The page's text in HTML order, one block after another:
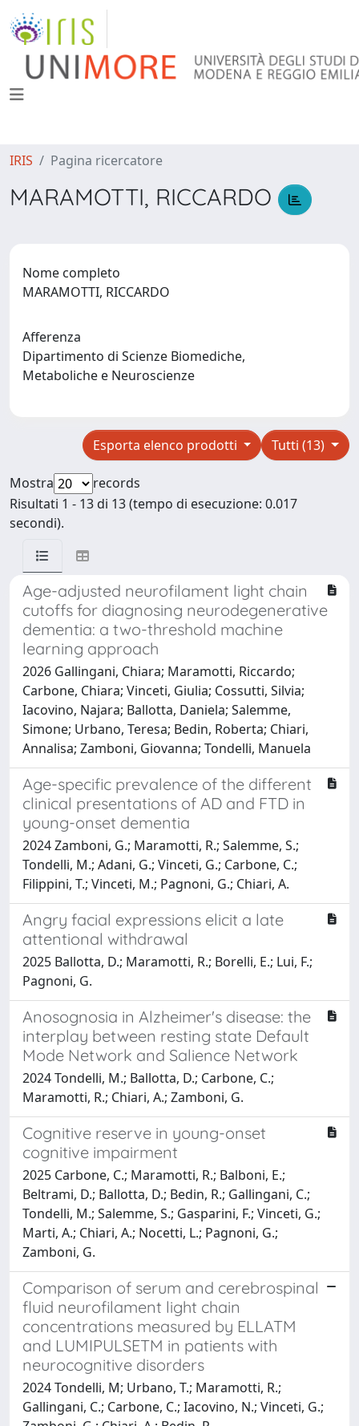
IRIS Pagina ricercatore
MARAMOTTI, RICCARDO
Nome completo
MARAMOTTI, RICCARDO
Afferenza
Dipartimento di Scienze Biomediche,
Metaboliche e Neuroscienze
Tutti (13)
Esporta elenco prodotti
Mostra
records
Risultati 1 - 13 di 13 (tempo di esecuzione: 0.017
secondi).
Age-adjusted neurofilament light chain
cutoffs for diagnosing neurodegenerative
dementia: a two-threshold machine
learning approach
2026 Gallingani, Chiara; Maramotti, Riccardo;
Carbone, Chiara; Vinceti, Giulia; Cossutti, Silvia;
Iacovino, Najara; Ballotta, Daniela; Salemme,
Simone; Urbano, Teresa; Bedin, Roberta; Chiari,
Annalisa; Zamboni, Giovanna; Tondelli, Manuela
Age-specific prevalence of the different
clinical presentations of AD and FTD in
young-onset dementia
2024 Zamboni, G.; Maramotti, R.; Salemme, S.;
Tondelli, M.; Adani, G.; Vinceti, G.; Carbone, C.;
Filippini, T.; Vinceti, M.; Pagnoni, G.; Chiari, A.
Angry facial expressions elicit a late
attentional withdrawal
2025 Ballotta, D.; Maramotti, R.; Borelli, E.; Lui, F.;
Pagnoni, G.
Anosognosia in Alzheimer's disease: the
interplay between resting state Default
Mode Network and Salience Network
2024 Tondelli, M.; Ballotta, D.; Carbone, C.;
Maramotti, R.; Chiari, A.; Zamboni, G.
Cognitive reserve in young-onset
cognitive impairment
2025 Carbone, C.; Maramotti, R.; Balboni, E.;
Beltrami, D.; Ballotta, D.; Bedin, R.; Gallingani, C.;
Tondelli, M.; Salemme, S.; Gasparini, F.; Vinceti, G.;
Marti, A.; Chiari, A.; Nocetti, L.; Pagnoni, G.;
Zamboni, G.
Comparison of serum and cerebrospinal
fluid neurofilament light chain
concentrations measured by ELLATM
and LUMIPULSETM in patients with
neurocognitive disorders
2024 Tondelli, M; Urbano, T.; Maramotti, R.;
Gallingani, C.; Carbone, C.; Iacovino, N.; Vinceti, G.;